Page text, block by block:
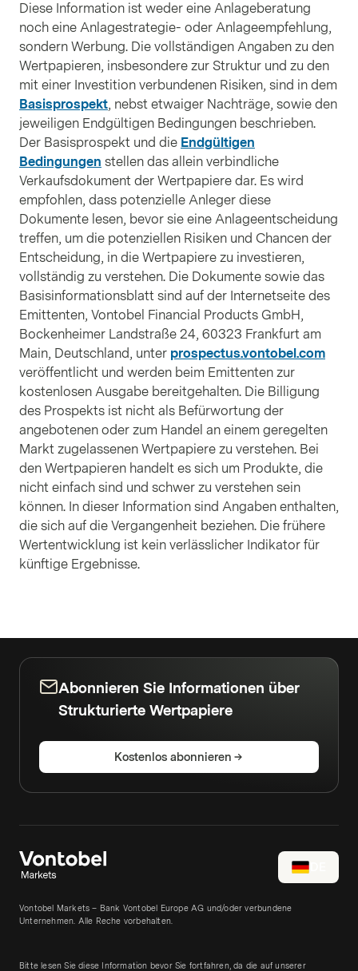
Diese Information ist weder eine Anlageberatung
noch eine Anlagestrategie- oder Anlageempfehlung,
sondern Werbung. Die vollständigen Angaben zu den
Wertpapieren, insbesondere zur Struktur und zu den
mit einer Investition verbundenen Risiken, sind in dem
Basisprospekt, nebst etwaiger Nachträge, sowie den
jeweiligen Endgültigen Bedingungen beschrieben.
Der Basisprospekt und die Endgültigen
Bedingungen stellen das allein verbindliche
Verkaufsdokument der Wertpapiere dar. Es wird
empfohlen, dass potenzielle Anleger diese
Dokumente lesen, bevor sie eine Anlageentscheidung
treffen, um die potenziellen Risiken und Chancen der
Entscheidung, in die Wertpapiere zu investieren,
vollständig zu verstehen. Die Dokumente sowie das
Basisinformationsblatt sind auf der Internetseite des
Emittenten, Vontobel Financial Products GmbH,
Bockenheimer Landstraße 24, 60323 Frankfurt am
Main, Deutschland, unter prospectus.vontobel.com
veröffentlicht und werden beim Emittenten zur
kostenlosen Ausgabe bereitgehalten. Die Billigung
des Prospekts ist nicht als Befürwortung der
angebotenen oder zum Handel an einem geregelten
Markt zugelassenen Wertpapiere zu verstehen. Bei
den Wertpapieren handelt es sich um Produkte, die
nicht einfach sind und schwer zu verstehen sein
können. In dieser Information sind Angaben enthalten,
die sich auf die Vergangenheit beziehen. Die frühere
Wertentwicklung ist kein verlässlicher Indikator für
künftige Ergebnisse.
Abonnieren Sie Informationen über
Strukturierte Wertpapiere
Kostenlos abonnieren
Vontobel Markets – Bank Vontobel Europe AG und/oder verbundene
Unternehmen. Alle Reche vorbehalten.
Bitte lesen Sie diese Information bevor Sie fortfahren, da die auf unserer